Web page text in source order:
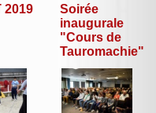
2019
Soirée
inaugurale
"Cours de
Tauromachie"